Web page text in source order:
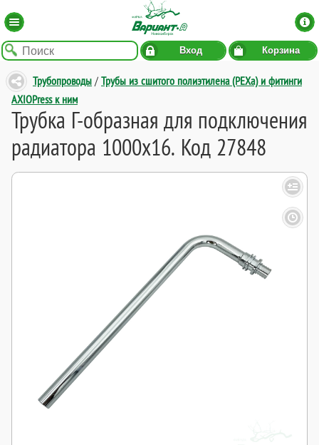
Вход Корзина
Трубопроводы / Трубы из сшитого полиэтилена (PEXa) и фитинги
AXIOPress к ним
Трубка Г-образная для подключения
радиатора 1000x16. Код 27848